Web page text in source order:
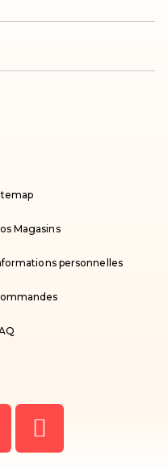
Magasins
personnelles